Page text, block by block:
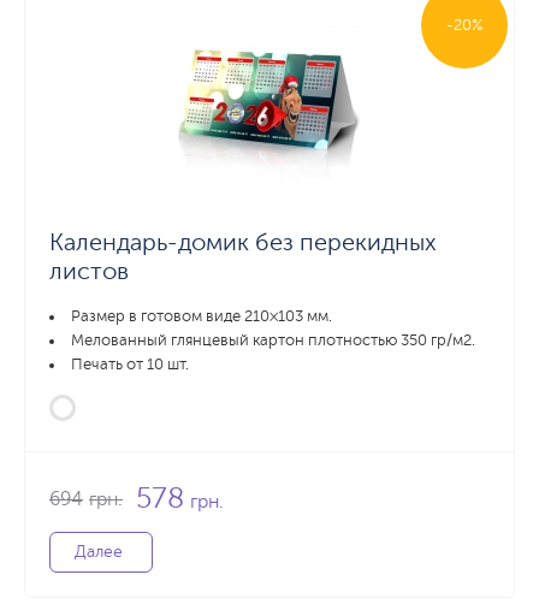
-20%
Календарь-домик без перекидных
листов
Размер в готовом виде 210×103 мм.
Мелованный глянцевый картон плотностью 350 гр/м2.
Печать от 10 шт.
694 грн. 578 грн.
Далее